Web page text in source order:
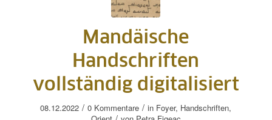
Mandäische
Handschriften
vollständig digitalisiert
08.12.2022 / 0 Kommentare / in Foyer, Handschriften,